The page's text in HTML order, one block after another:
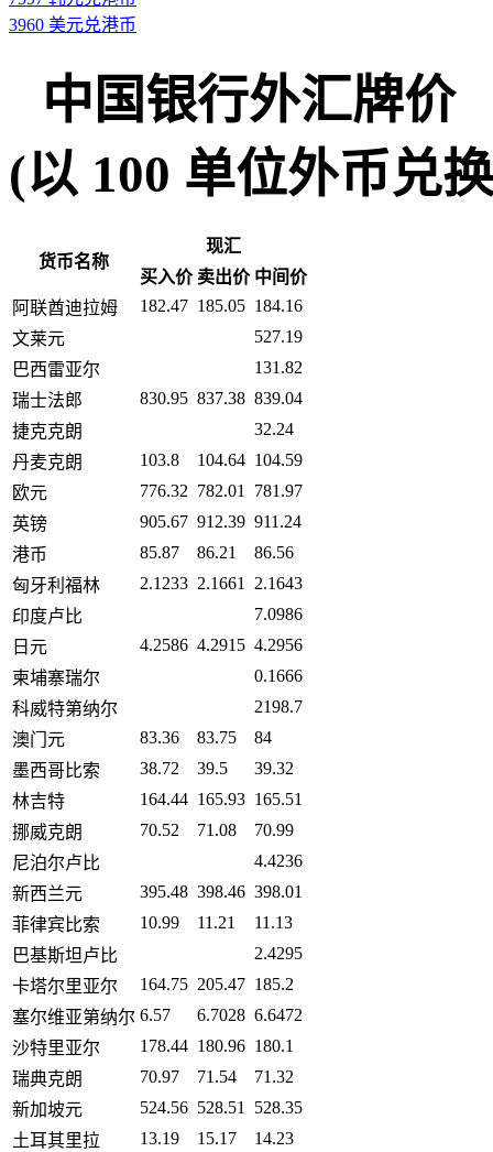
3960 美元兑港币
中国银行外汇牌价
(以 100 单位外币兑
货币名称
现汇
买入价 卖出价 中间价
阿联酋迪拉姆
182.47 185.05 184.16
文莱元
527.19
巴西雷亚尔
131.82
瑞士法郎
830.95 837.38 839.04
捷克克朗
32.24
丹麦克朗
103.8 104.64 104.59
欧元
776.32 782.01
781.97
英镑
905.67 912.39 911.24
港币
85.87 86.21
86.56
匈牙利福林
2.1233 2.1661
2.1643
印度卢比
7.0986
日元
4.2586 4.2915 4.2956
柬埔寨瑞尔
0.1666
科威特第纳尔
2198.7
澳门元
83.36 83.75
84
墨西哥比索
38.72 39.5
39.32
林吉特
164.44 165.93 165.51
挪威克朗
70.52 71.08
70.99
尼泊尔卢比
4.4236
新西兰元
395.48 398.46 398.01
菲律宾比索
10.99 11.21
11.13
巴基斯坦卢比
2.4295
卡塔尔里亚尔
164.75 205.47 185.2
塞尔维亚第纳尔 6.57 6.7028 6.6472
沙特里亚尔
178.44 180.96 180.1
瑞典克朗
70.97 71.54
71.32
新加坡元
524.56 528.51
528.35
土耳其里拉
13.19 15.17
14.23